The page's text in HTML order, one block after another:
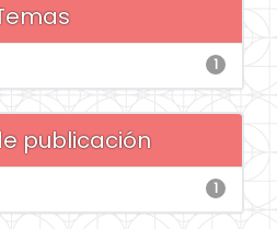
1
publicación
1